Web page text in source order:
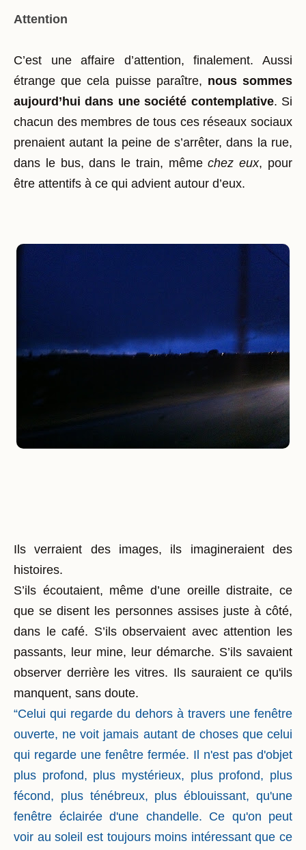
Attention
C’est une affaire d’attention, finalement. Aussi
étrange que cela puisse paraître, nous sommes
aujourd’hui dans une société contemplative. Si
chacun des membres de tous ces réseaux sociaux
prenaient autant la peine de s’arrêter, dans la rue,
dans le bus, dans le train, mêmechez eux, pour
être attentifs à ce qui advient autour d’eux.
Ils verraient des images, ils imagineraient des
histoires.
S’ils écoutaient, même d’une oreille distraite, ce
que se disent les personnes assises juste à côté,
dans le café. S’ils observaient avec attention les
passants, leur mine, leur démarche. S’ils savaient
observer derrière les vitres. Ils sauraient ce qu'ils
manquent, sans doute.
“Celui qui regarde du dehors à travers une fenêtre
ouverte, ne voit jamais autant de choses que celui
qui regarde une fenêtre fermée. Il n'est pas d'objet
plus profond, plus mystérieux, plus profond, plus
fécond, plus ténébreux, plus éblouissant, qu'une
fenêtre éclairée d'une chandelle. Ce qu'on peut
voir au soleil est toujours moins intéressant que ce